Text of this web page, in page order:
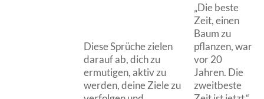
Diese Sprüche zielen
darauf ab, dich zu
ermutigen, aktiv zu
werden, deine Ziele zu
„Die beste
Zeit, einen
Baum zu
pflanzen, war
vor 20
Jahren. Die
zweitbeste